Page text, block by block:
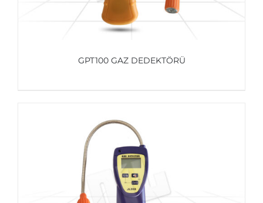
AYRINTILAR
GPT100 GAZ DEDEKTÖRÜ